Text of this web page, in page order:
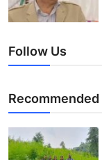
Follow Us